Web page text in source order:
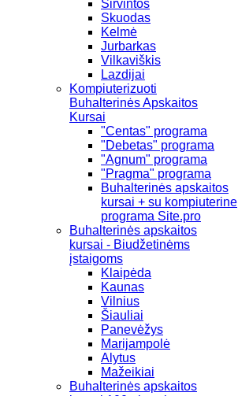
Širvintos
Skuodas
Kelmė
Jurbarkas
Vilkaviškis
Lazdijai
Kompiuterizuoti
Buhalterinės Apskaitos
Kursai
"Centas" programa
"Debetas" programa
"Agnum" programa
"Pragma" programa
Buhalterinės apskaitos
kursai + su kompiuterine
programa Site.pro
Buhalterinės apskaitos
kursai - Biudžetinėms
įstaigoms
Klaipėda
Kaunas
Vilnius
Šiauliai
Panevėžys
Marijampolė
Alytus
Mažeikiai
Buhalterinės apskaitos